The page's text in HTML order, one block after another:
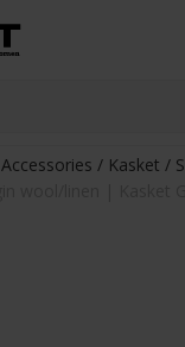
Accessories Kasket